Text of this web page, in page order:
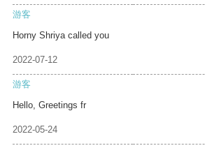
游客
Horny Shriya called you
2022-07-12
游客
Hello, Greetings fr
2022-05-24